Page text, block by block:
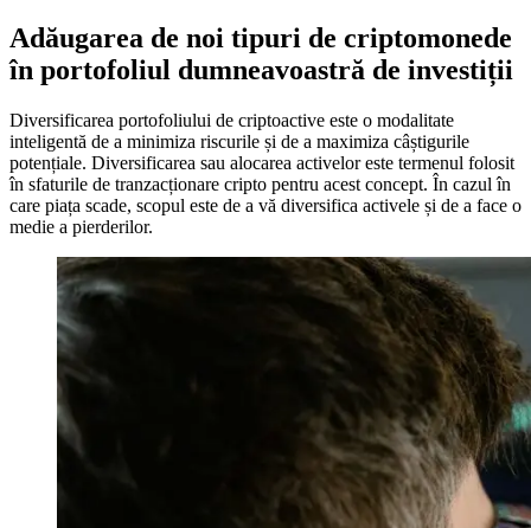
Adăugarea de noi tipuri de criptomonede
în portofoliul dumneavoastră de investiții
Diversificarea portofoliului de criptoactive este o modalitate
inteligentă de a minimiza riscurile și de a maximiza câștigurile
potențiale. Diversificarea sau alocarea activelor este termenul folosit
în sfaturile de tranzacționare cripto pentru acest concept. În cazul în
care piața scade, scopul este de a vă diversifica activele și de a face o
medie a pierderilor.